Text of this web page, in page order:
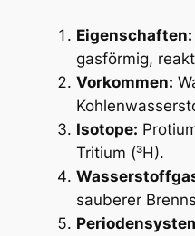
Eigenschaften:
gasförmig,
Vorkommen:
Isotope:
Tritium (³H).
sauberer